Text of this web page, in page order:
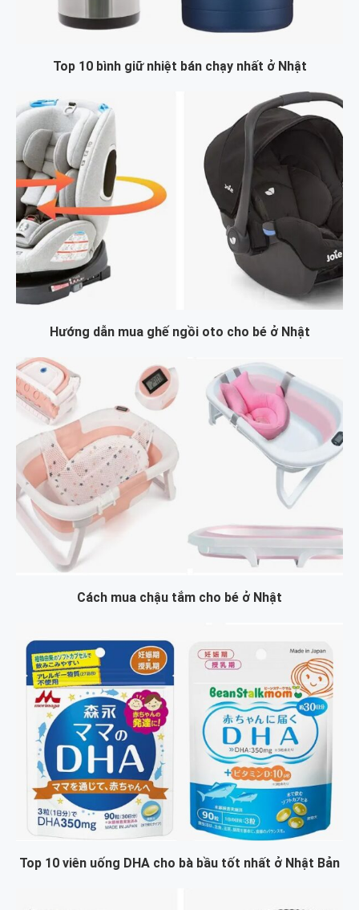
Top 10 bình giữ nhiệt bán chạy nhất ở Nhật
Hướng dẫn mua ghế ngồi oto cho bé ở Nhật
Cách mua chậu tắm cho bé ở Nhật
Top 10 viên uống DHA cho bà bầu tốt nhất ở Nhật Bản